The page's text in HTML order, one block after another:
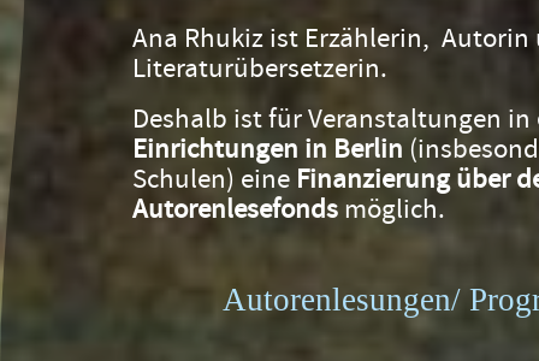
Ana Rhukiz ist Erzählerin, Autorin
Literaturübersetzerin.
Deshalb ist für Veranstaltungen in
Einrichtungen in Berlin
Schulen) eine Finanzierung über
Autorenlesefonds möglich.
Autorenlesungen/